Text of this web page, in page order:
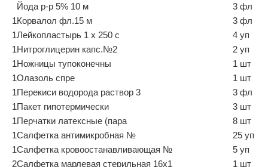
Йода р-р 5% 10 м
3 фл
1Корвалол фл.15 м
3 фл
1Лейкопластырь 1 х 250 с
4 уп
1Нитроглицерин капс.№2
2 уп
1Ножницы тупоконечны
1 шт
1Олазоль спре
1 шт
1Перекиси водорода раствор 3
3 фл
1Пакет гипотермически
3 шт
1Перчатки латексные (пара
8 шт
1Салфетка антимикробная №
25 уп
1Салфетка кровоостанавливающая №
5 уп
2Салфетка марлевая стерильная 16х1
1 шт